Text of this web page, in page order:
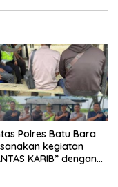
Polres Batu Bara
kegiatan
KARIB” dengan